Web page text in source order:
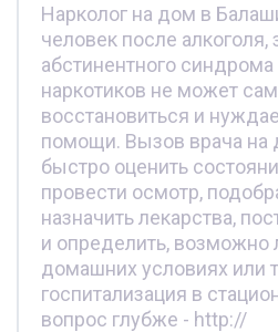
Нарколог на дом в
человек после алкоголя,
абстинентного
наркотиков не может
восстановиться и
помощи. Вызов врача на
быстро оценить
провести осмотр,
назначить лекарства,
и определить, возможно
домашних условиях или
госпитализация в
вопрос глубже - http://